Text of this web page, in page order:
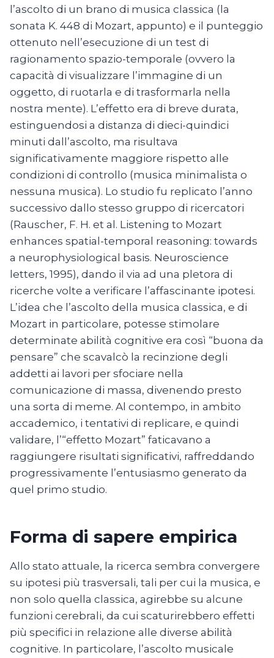
l’ascolto di un brano di musica classica (la
sonata K. 448 di Mozart, appunto) e il punteggio
ottenuto nell’esecuzione di un test di
ragionamento spazio-temporale (ovvero la
capacità di visualizzare l’immagine di un
oggetto, di ruotarla e di trasformarla nella
nostra mente). L’effetto era di breve durata,
estinguendosi a distanza di dieci-quindici
minuti dall’ascolto, ma risultava
significativamente maggiore rispetto alle
condizioni di controllo (musica minimalista o
nessuna musica). Lo studio fu replicato l’anno
successivo dallo stesso gruppo di ricercatori
(Rauscher, F. H. et al. Listening to Mozart
enhances spatial-temporal reasoning: towards
a neurophysiological basis. Neuroscience
letters, 1995), dando il via ad una pletora di
ricerche volte a verificare l’affascinante ipotesi.
L’idea che l’ascolto della musica classica, e di
Mozart in particolare, potesse stimolare
determinate abilità cognitive era così “buona da
pensare” che scavalcò la recinzione degli
addetti ai lavori per sfociare nella
comunicazione di massa, divenendo presto
una sorta di meme. Al contempo, in ambito
accademico, i tentativi di replicare, e quindi
validare, l’“effetto Mozart” faticavano a
raggiungere risultati significativi, raffreddando
progressivamente l’entusiasmo generato da
quel primo studio.
Forma di sapere empirica
Allo stato attuale, la ricerca sembra convergere
su ipotesi più trasversali, tali per cui la musica, e
non solo quella classica, agirebbe su alcune
funzioni cerebrali, da cui scaturirebbero effetti
più specifici in relazione alle diverse abilità
cognitive. In particolare, l’ascolto musicale